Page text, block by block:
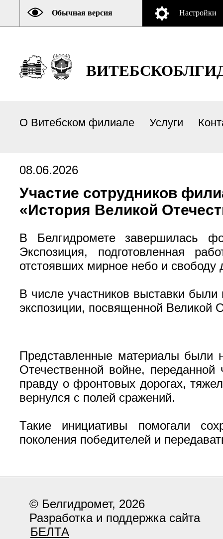
Обычная версия Настройки
О Витебском филиале Услуги
08.06.2026
Участие сотрудников
«История Великой
В Белгидромете завершилась
Экспозиция, подготовленная
отстоявших мирное небо и свободу
В числе участников выставки
экспозиции, посвященной Великой
Представленные материалы были
Отечественной войне,
правду о фронтовых дорогах,
вернулся с полей сражений.
Такие инициативы помогали
поколения победителей и
© Белгидромет, 2026
Разработка и поддержка сайта
БЕЛТА